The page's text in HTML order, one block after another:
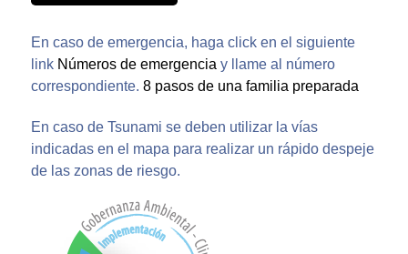
En caso de emergencia, haga click en el siguiente
link Números de emergencia y llame al número
correspondiente. 8 pasos de una familia preparada
En caso de Tsunami se deben utilizar la vías
indicadas en el mapa para realizar un rápido despeje
de las zonas de riesgo.